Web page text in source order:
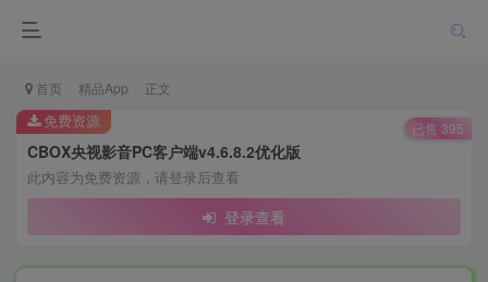
首页 精品App 正文
CBOX央视影音PC客户端v4.6.8.2优化版
此内容为免费资源，请登录后查看
登录查看
免费资源 已售 395